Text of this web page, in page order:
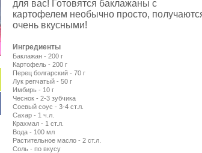
для вас! Готовятся баклажаны с
картофелем необычно просто,
очень вкусными!
Ингредиенты
Баклажан - 200 г
Картофель - 200 г
Перец болгарский - 70 г
Лук репчатый - 50 г
Имбирь - 10 г
Чеснок - 2-3 зубчика
Соевый соус - 3-4 ст.л.
Сахар - 1 ч.л.
Крахмал - 1 ст.л.
Вода - 100 мл
Растительное масло - 2 ст.л.
Соль - по вкусу